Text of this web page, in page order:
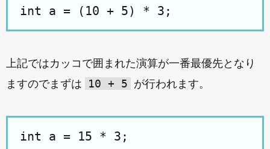
上記ではカッコで囲まれた演算が一番最優先となり
ますのでまずは
10 + 5 が行われます。